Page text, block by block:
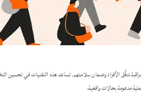
تدفُّق الأفراد وضمان سلامتهم. تساعد هذه التقنيات في تحسين
مدعومة بحالات واقعية.​